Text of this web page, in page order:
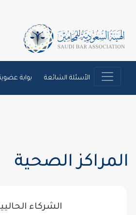
الأسئلة الشائعة بوابة عضويتي
المراكز الصحية
الشركاء الحاليين